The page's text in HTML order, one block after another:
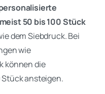
50 bis 100 Stück
dem Siebdruck. Bei
wie
können die
ansteigen.